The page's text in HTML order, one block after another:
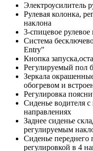
Электроусилитель
Рулевая колонка,
наклона
3-спицевое рулевое
Система
Entry"
Кнопка
Регулируемый пол
Зеркала
обогревом и
Регулировка
Сиденье водителя
направлениях
Заднее сиденье
регулируемым
Сиденье переднего
регулировкой в 4